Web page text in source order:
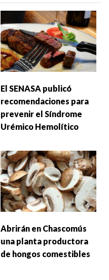
El SENASA publicó
recomendaciones para
prevenir el Síndrome
Urémico Hemolítico
Abrirán en Chascomús
una planta productora
de hongos comestibles